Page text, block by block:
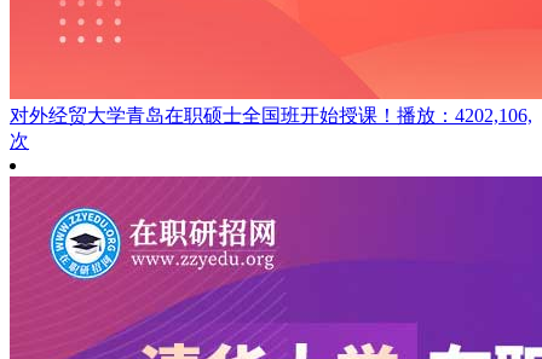
对外经贸大学青岛在职硕士全国班开始授课！ 播放：4202,106,
次